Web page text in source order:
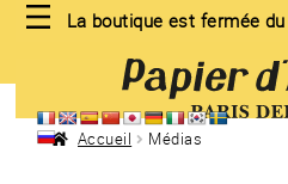
La boutique est fermée
à
la
au
Accueil Médias